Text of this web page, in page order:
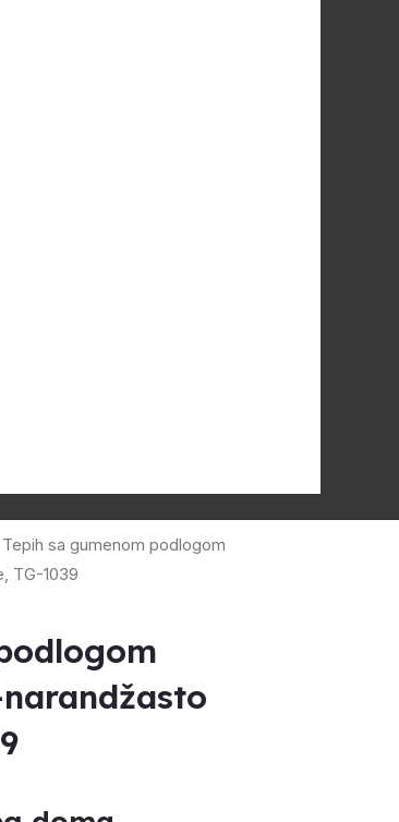
sa gumenom podlogom
TG-1039